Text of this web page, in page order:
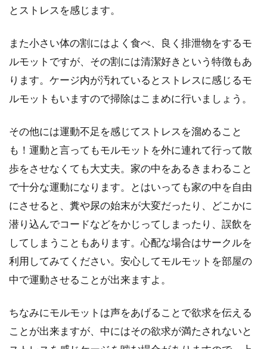
るほど強く噛む時の気持ちと対
処法
い主さんを噛む事に頭を悩ませている人
モルモットが噛む理由・甘噛と
本気で噛む時の対処法と懐く方
法
お子さんが飼いたいと言って飼い始めた
モルモット。家族の一員として迎えたモ
とストレスを感じます。
また小さい体の割にはよく食べ、良く排泄物をするモ
ルモットですが、その割には清潔好きという特徴もあ
ります。ケージ内が汚れているとストレスに感じるモ
ルモットもいますので掃除はこまめに行いましょう。
その他には運動不足を感じてストレスを溜めること
も！運動と言ってもモルモットを外に連れて行って散
歩をさせなくても大丈夫。家の中をあるきまわること
で十分な運動になります。とはいっても家の中を自由
にさせると、糞や尿の始末が大変だったり、どこかに
潜り込んでコードなどをかじってしまったり、誤飲を
してしまうこともあります。心配な場合はサークルを
利用してみてください。安心してモルモットを部屋の
中で運動させることが出来ますよ。
ちなみにモルモットは声をあげることで欲求を伝える
ことが出来ますが、中にはその欲求が満たされないと